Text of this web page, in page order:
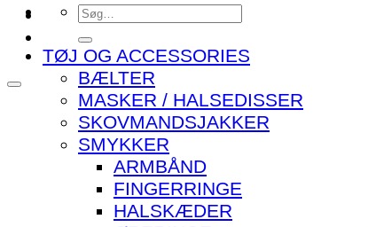
Søg
efter:
TØJ OG ACCESSORIES
BÆLTER
MASKER / HALSEDISSER
SKOVMANDSJAKKER
SMYKKER
ARMBÅND
FINGERRINGE
HALSKÆDER